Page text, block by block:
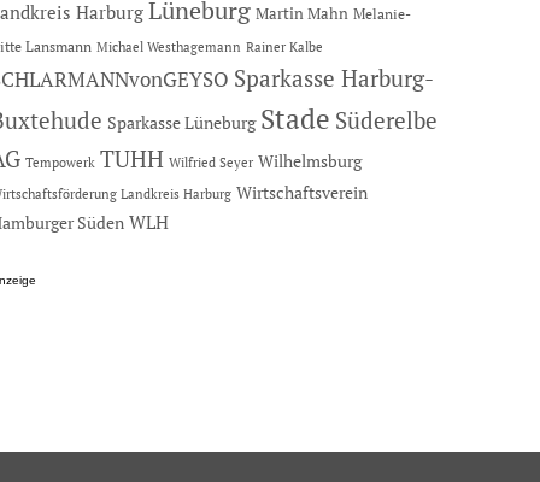
Harburg Lüneburg Martin Mahn Melanie-
Lansmann Michael Westhagemann Rainer Kalbe
Sparkasse Harburg-
Sparkasse Lüneburg Stade Süderelbe
Tempowerk TUHH Wilfried Seyer Wilhelmsburg
Landkreis Harburg Wirtschaftsverein
Süden WLH